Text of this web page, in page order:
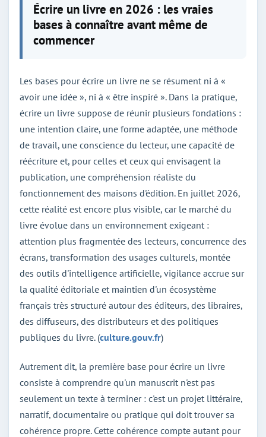
Écrire un livre en 2026 : les vraies
bases à connaître avant même de
commencer
Les bases pour écrire un livre ne se résument ni à «
avoir une idée », ni à « être inspiré ». Dans la pratique,
écrire un livre suppose de réunir plusieurs fondations :
une intention claire, une forme adaptée, une méthode
de travail, une conscience du lecteur, une capacité de
réécriture et, pour celles et ceux qui envisagent la
publication, une compréhension réaliste du
fonctionnement des maisons d'édition. En juillet 2026,
cette réalité est encore plus visible, car le marché du
livre évolue dans un environnement exigeant :
attention plus fragmentée des lecteurs, concurrence des
écrans, transformation des usages culturels, montée
des outils d'intelligence artificielle, vigilance accrue sur
la qualité éditoriale et maintien d'un écosystème
français très structuré autour des éditeurs, des libraires,
des diffuseurs, des distributeurs et des politiques
publiques du livre. (culture.gouv.fr)
Autrement dit, la première base pour écrire un livre
consiste à comprendre qu'un manuscrit n'est pas
seulement un texte à terminer : c'est un projet littéraire,
narratif, documentaire ou pratique qui doit trouver sa
cohérence propre. Cette cohérence compte autant pour